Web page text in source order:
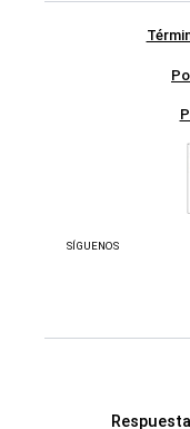
SÍGUENOS